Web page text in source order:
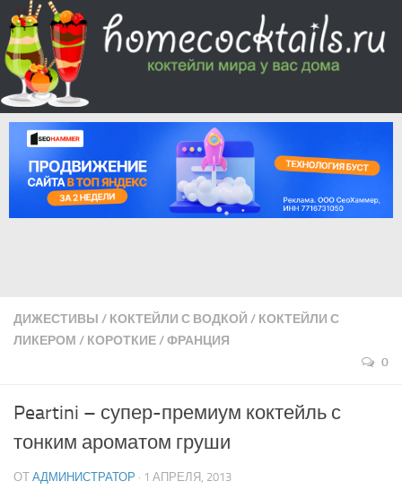
ДИЖЕСТИВЫ / КОКТЕЙЛИ С ВОДКОЙ / КОКТЕЙЛИ С
ЛИКЕРОМ / КОРОТКИЕ/ФРАНЦИЯ
0
Peartini – супер-премиум коктейль с
тонким ароматом груши
ОТ АДМИНИСТРАТОР · 1 АПРЕЛЯ, 2013